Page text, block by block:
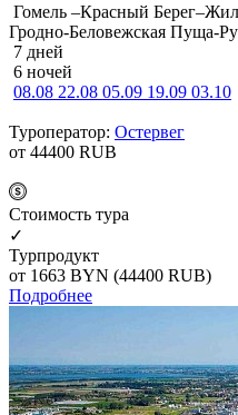
Гомель –Красный
Гродно-Беловежская Пуща-
7 дней
6 ночей
08.08 22.08 05.09 19.09 03.10
Туроператор: Остервег
от 44400 RUB
Cтоимость тура
✓
Турпродукт
от 1663 BYN (44400 RUB)
Подробнее